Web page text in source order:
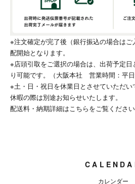
※注文確定が完了後（銀行振込の場合は
配開始となります。
※店頭引取をご選択の場合は、出荷予定
り可能です。（大阪本社 営業時間：平日
※土・日・祝日を休業日とさせていただ
休暇の際は別途お知らせいたします。
配送料・納期詳細はこちらをご覧くださ
カレンダー